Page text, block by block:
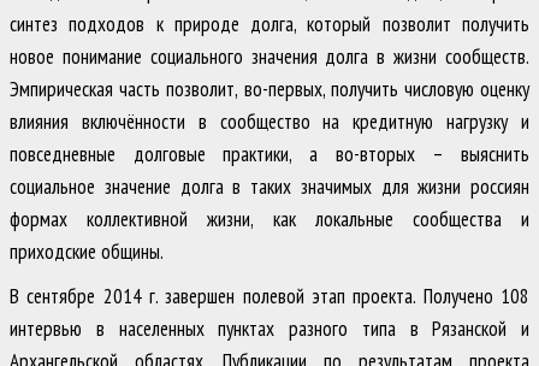
синтез подходов к природе долга, который позволит получить
новое понимание социального значения долга в жизни сообществ.
Эмпирическая часть позволит, во-первых, получить числовую оценку
влияния включённости в сообщество на кредитную нагрузку и
повседневные долговые практики, а во-вторых – выяснить
социальное значение долга в таких значимых для жизни россиян
формах коллективной жизни, как локальные сообщества и
приходские общины.
В сентябре 2014 г. завершен полевой этап проекта. Получено 108
интервью в населенных пунктах разного типа в Рязанской и